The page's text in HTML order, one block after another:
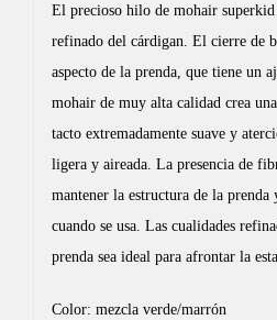
El precioso hilo de mohair
refinado del cárdigan. El cierre de
aspecto de la prenda, que tiene un
mohair de muy alta calidad crea
tacto extremadamente suave y
ligera y aireada. La presencia de
mantener la estructura de la
cuando se usa. Las cualidades
prenda sea ideal para afrontar la
Color: mezcla verde/marrón